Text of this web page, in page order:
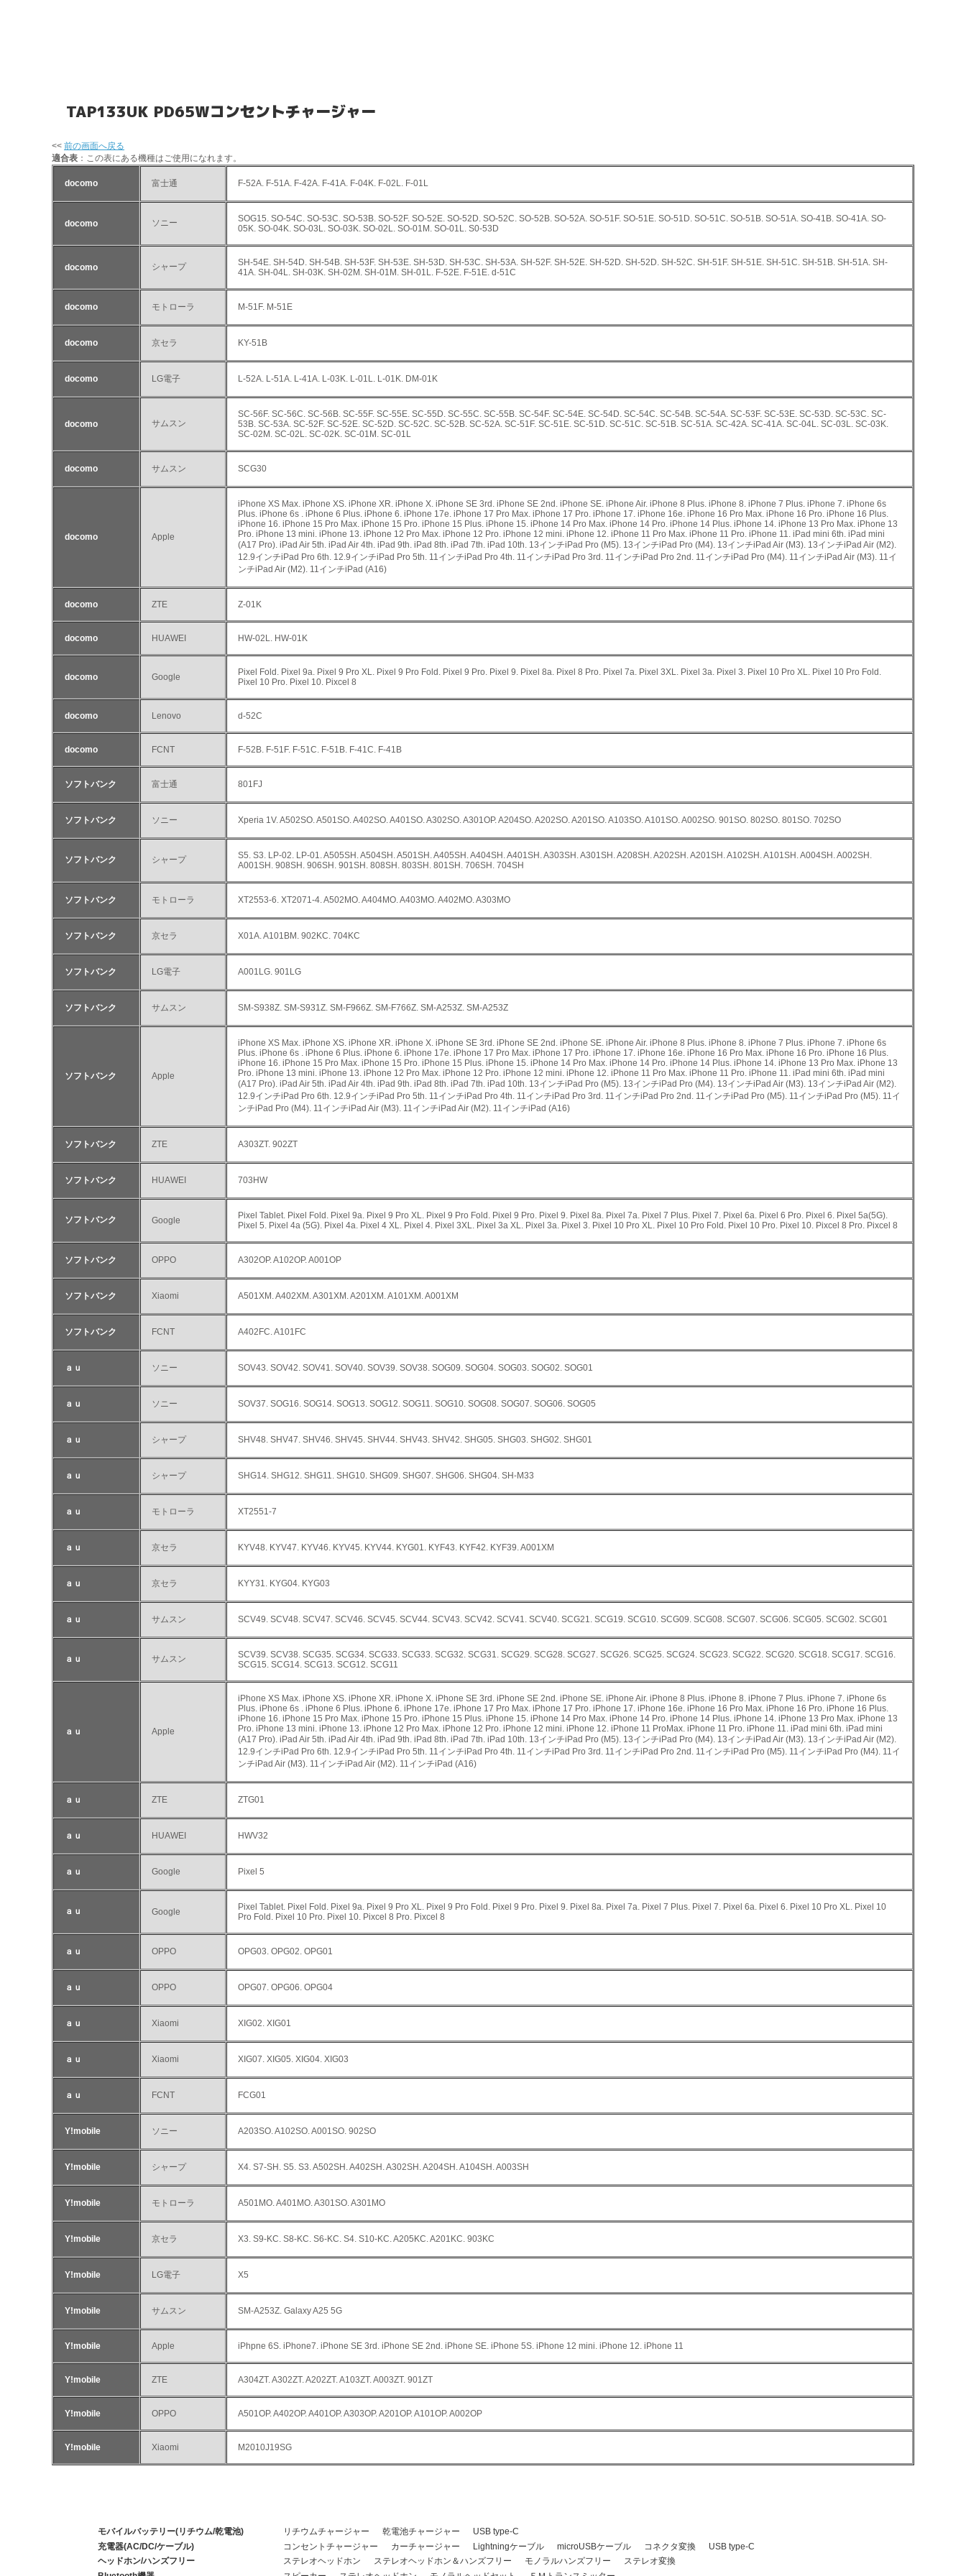
TAP133UK PD65Wコンセントチャージャー
<< 前の画面へ戻る
適合表 ：この表にある機種はご使用になれます。
docomo 富士通 F-52A. F-51A. F-42A. F-41A. F-04K. F-02L. F-01L
docomo ソニー
SOG15. SO-54C. SO-53C. SO-53B. SO-52F. SO-52E. SO-52D. SO-52C. SO-52B. SO-52A. SO-51F. SO-51E. SO-51D. SO-51C. SO-51B. SO-51A. SO-41B. SO-41A. SO-
05K. SO-04K. SO-03L. SO-03K. SO-02L. SO-01M. SO-01L. S0-53D
docomo シャープ
SH-54E. SH-54D. SH-54B. SH-53F. SH-53E. SH-53D. SH-53C. SH-53A. SH-52F. SH-52E. SH-52D. SH-52D. SH-52C. SH-51F. SH-51E. SH-51C. SH-51B. SH-51A. SH-
41A. SH-04L. SH-03K. SH-02M. SH-01M. SH-01L. F-52E. F-51E. d-51C
docomo モトローラ M-51F. M-51E
docomo 京セラ KY-51B
docomo LG電子 L-52A. L-51A. L-41A. L-03K. L-01L. L-01K. DM-01K
docomo サムスン
SC-56F. SC-56C. SC-56B. SC-55F. SC-55E. SC-55D. SC-55C. SC-55B. SC-54F. SC-54E. SC-54D. SC-54C. SC-54B. SC-54A. SC-53F. SC-53E. SC-53D. SC-53C. SC-
53B. SC-53A. SC-52F. SC-52E. SC-52D. SC-52C. SC-52B. SC-52A. SC-51F. SC-51E. SC-51D. SC-51C. SC-51B. SC-51A. SC-42A. SC-41A. SC-04L. SC-03L. SC-03K.
SC-02M. SC-02L. SC-02K. SC-01M. SC-01L
docomo サムスン SCG30
docomo Apple
iPhone XS Max. iPhone XS. iPhone XR. iPhone X. iPhone SE 3rd. iPhone SE 2nd. iPhone SE. iPhone Air. iPhone 8 Plus. iPhone 8. iPhone 7 Plus. iPhone 7. iPhone 6s
Plus. iPhone 6s . iPhone 6 Plus. iPhone 6. iPhone 17e. iPhone 17 Pro Max. iPhone 17 Pro. iPhone 17. iPhone 16e. iPhone 16 Pro Max. iPhone 16 Pro. iPhone 16 Plus.
iPhone 16. iPhone 15 Pro Max. iPhone 15 Pro. iPhone 15 Plus. iPhone 15. iPhone 14 Pro Max. iPhone 14 Pro. iPhone 14 Plus. iPhone 14. iPhone 13 Pro Max. iPhone 13
Pro. iPhone 13 mini. iPhone 13. iPhone 12 Pro Max. iPhone 12 Pro. iPhone 12 mini. iPhone 12. iPhone 11 Pro Max. iPhone 11 Pro. iPhone 11. iPad mini 6th. iPad mini
(A17 Pro). iPad Air 5th. iPad Air 4th. iPad 9th. iPad 8th. iPad 7th. iPad 10th. 13インチiPad Pro (M5). 13インチiPad Pro (M4). 13インチiPad Air (M3). 13インチiPad Air (M2).
12.9インチiPad Pro 6th. 12.9インチiPad Pro 5th. 11インチiPad Pro 4th. 11インチiPad Pro 3rd. 11インチiPad Pro 2nd. 11インチiPad Pro (M4). 11インチiPad Air (M3). 11イ
ンチiPad Air (M2). 11インチiPad (A16)
docomo ZTE Z-01K
docomo HUAWEI HW-02L. HW-01K
docomo Google
Pixel Fold. Pixel 9a. Pixel 9 Pro XL. Pixel 9 Pro Fold. Pixel 9 Pro. Pixel 9. Pixel 8a. Pixel 8 Pro. Pixel 7a. Pixel 3XL. Pixel 3a. Pixel 3. Pixel 10 Pro XL. Pixel 10 Pro Fold.
Pixel 10 Pro. Pixel 10. Pixcel 8
docomo Lenovo d-52C
docomo FCNT F-52B. F-51F. F-51C. F-51B. F-41C. F-41B
ソフトバンク 富士通 801FJ
ソフトバンク ソニー Xperia 1V. A502SO. A501SO. A402SO. A401SO. A302SO. A301OP. A204SO. A202SO. A201SO. A103SO. A101SO. A002SO. 901SO. 802SO. 801SO. 702SO
ソフトバンク シャープ
S5. S3. LP-02. LP-01. A505SH. A504SH. A501SH. A405SH. A404SH. A401SH. A303SH. A301SH. A208SH. A202SH. A201SH. A102SH. A101SH. A004SH. A002SH.
A001SH. 908SH. 906SH. 901SH. 808SH. 803SH. 801SH. 706SH. 704SH
ソフトバンク モトローラ XT2553-6. XT2071-4. A502MO. A404MO. A403MO. A402MO. A303MO
ソフトバンク 京セラ X01A. A101BM. 902KC. 704KC
ソフトバンク LG電子 A001LG. 901LG
ソフトバンク サムスン SM-S938Z. SM-S931Z. SM-F966Z. SM-F766Z. SM-A253Z. SM-A253Z
ソフトバンク Apple
iPhone XS Max. iPhone XS. iPhone XR. iPhone X. iPhone SE 3rd. iPhone SE 2nd. iPhone SE. iPhone Air. iPhone 8 Plus. iPhone 8. iPhone 7 Plus. iPhone 7. iPhone 6s
Plus. iPhone 6s . iPhone 6 Plus. iPhone 6. iPhone 17e. iPhone 17 Pro Max. iPhone 17 Pro. iPhone 17. iPhone 16e. iPhone 16 Pro Max. iPhone 16 Pro. iPhone 16 Plus.
iPhone 16. iPhone 15 Pro Max. iPhone 15 Pro. iPhone 15 Plus. iPhone 15. iPhone 14 Pro Max. iPhone 14 Pro. iPhone 14 Plus. iPhone 14. iPhone 13 Pro Max. iPhone 13
Pro. iPhone 13 mini. iPhone 13. iPhone 12 Pro Max. iPhone 12 Pro. iPhone 12 mini. iPhone 12. iPhone 11 Pro Max. iPhone 11 Pro. iPhone 11. iPad mini 6th. iPad mini
(A17 Pro). iPad Air 5th. iPad Air 4th. iPad 9th. iPad 8th. iPad 7th. iPad 10th. 13インチiPad Pro (M5). 13インチiPad Pro (M4). 13インチiPad Air (M3). 13インチiPad Air (M2).
12.9インチiPad Pro 6th. 12.9インチiPad Pro 5th. 11インチiPad Pro 4th. 11インチiPad Pro 3rd. 11インチiPad Pro 2nd. 11インチiPad Pro (M5). 11インチiPad Pro (M5). 11イ
ンチiPad Pro (M4). 11インチiPad Air (M3). 11インチiPad Air (M2). 11インチiPad (A16)
ソフトバンク ZTE A303ZT. 902ZT
ソフトバンク HUAWEI 703HW
ソフトバンク Google
Pixel Tablet. Pixel Fold. Pixel 9a. Pixel 9 Pro XL. Pixel 9 Pro Fold. Pixel 9 Pro. Pixel 9. Pixel 8a. Pixel 7a. Pixel 7 Plus. Pixel 7. Pixel 6a. Pixel 6 Pro. Pixel 6. Pixel 5a(5G).
Pixel 5. Pixel 4a (5G). Pixel 4a. Pixel 4 XL. Pixel 4. Pixel 3XL. Pixel 3a XL. Pixel 3a. Pixel 3. Pixel 10 Pro XL. Pixel 10 Pro Fold. Pixel 10 Pro. Pixel 10. Pixcel 8 Pro. Pixcel 8
ソフトバンク OPPO A302OP. A102OP. A001OP
ソフトバンク Xiaomi A501XM. A402XM. A301XM. A201XM. A101XM. A001XM
ソフトバンク FCNT A402FC. A101FC
ａｕ ソニー SOV43. SOV42. SOV41. SOV40. SOV39. SOV38. SOG09. SOG04. SOG03. SOG02. SOG01
ａｕ ソニー SOV37. SOG16. SOG14. SOG13. SOG12. SOG11. SOG10. SOG08. SOG07. SOG06. SOG05
ａｕ シャープ SHV48. SHV47. SHV46. SHV45. SHV44. SHV43. SHV42. SHG05. SHG03. SHG02. SHG01
ａｕ シャープ SHG14. SHG12. SHG11. SHG10. SHG09. SHG07. SHG06. SHG04. SH-M33
ａｕ モトローラ XT2551-7
ａｕ 京セラ KYV48. KYV47. KYV46. KYV45. KYV44. KYG01. KYF43. KYF42. KYF39. A001XM
ａｕ 京セラ KYY31. KYG04. KYG03
ａｕ サムスン SCV49. SCV48. SCV47. SCV46. SCV45. SCV44. SCV43. SCV42. SCV41. SCV40. SCG21. SCG19. SCG10. SCG09. SCG08. SCG07. SCG06. SCG05. SCG02. SCG01
ａｕ サムスン
SCV39. SCV38. SCG35. SCG34. SCG33. SCG33. SCG32. SCG31. SCG29. SCG28. SCG27. SCG26. SCG25. SCG24. SCG23. SCG22. SCG20. SCG18. SCG17. SCG16.
SCG15. SCG14. SCG13. SCG12. SCG11
ａｕ Apple
iPhone XS Max. iPhone XS. iPhone XR. iPhone X. iPhone SE 3rd. iPhone SE 2nd. iPhone SE. iPhone Air. iPhone 8 Plus. iPhone 8. iPhone 7 Plus. iPhone 7. iPhone 6s
Plus. iPhone 6s . iPhone 6 Plus. iPhone 6. iPhone 17e. iPhone 17 Pro Max. iPhone 17 Pro. iPhone 17. iPhone 16e. iPhone 16 Pro Max. iPhone 16 Pro. iPhone 16 Plus.
iPhone 16. iPhone 15 Pro Max. iPhone 15 Pro. iPhone 15 Plus. iPhone 15. iPhone 14 Pro Max. iPhone 14 Pro. iPhone 14 Plus. iPhone 14. iPhone 13 Pro Max. iPhone 13
Pro. iPhone 13 mini. iPhone 13. iPhone 12 Pro Max. iPhone 12 Pro. iPhone 12 mini. iPhone 12. iPhone 11 ProMax. iPhone 11 Pro. iPhone 11. iPad mini 6th. iPad mini
(A17 Pro). iPad Air 5th. iPad Air 4th. iPad 9th. iPad 8th. iPad 7th. iPad 10th. 13インチiPad Pro (M5). 13インチiPad Pro (M4). 13インチiPad Air (M3). 13インチiPad Air (M2).
12.9インチiPad Pro 6th. 12.9インチiPad Pro 5th. 11インチiPad Pro 4th. 11インチiPad Pro 3rd. 11インチiPad Pro 2nd. 11インチiPad Pro (M5). 11インチiPad Pro (M4). 11イ
ンチiPad Air (M3). 11インチiPad Air (M2). 11インチiPad (A16)
ａｕ ZTE ZTG01
ａｕ HUAWEI HWV32
ａｕ Google Pixel 5
ａｕ Google
Pixel Tablet. Pixel Fold. Pixel 9a. Pixel 9 Pro XL. Pixel 9 Pro Fold. Pixel 9 Pro. Pixel 9. Pixel 8a. Pixel 7a. Pixel 7 Plus. Pixel 7. Pixel 6a. Pixel 6. Pixel 10 Pro XL. Pixel 10
Pro Fold. Pixel 10 Pro. Pixel 10. Pixcel 8 Pro. Pixcel 8
ａｕ OPPO OPG03. OPG02. OPG01
ａｕ OPPO OPG07. OPG06. OPG04
ａｕ Xiaomi XIG02. XIG01
ａｕ Xiaomi XIG07. XIG05. XIG04. XIG03
ａｕ FCNT FCG01
Y!mobile ソニー A203SO. A102SO. A001SO. 902SO
Y!mobile シャープ X4. S7-SH. S5. S3. A502SH. A402SH. A302SH. A204SH. A104SH. A003SH
Y!mobile モトローラ A501MO. A401MO. A301SO. A301MO
Y!mobile 京セラ X3. S9-KC. S8-KC. S6-KC. S4. S10-KC. A205KC. A201KC. 903KC
Y!mobile LG電子 X5
Y!mobile サムスン SM-A253Z. Galaxy A25 5G
Y!mobile Apple iPhpne 6S. iPhone7. iPhone SE 3rd. iPhone SE 2nd. iPhone SE. iPhone 5S. iPhone 12 mini. iPhone 12. iPhone 11
Y!mobile ZTE A304ZT. A302ZT. A202ZT. A103ZT. A003ZT. 901ZT
Y!mobile OPPO A501OP. A402OP. A401OP. A303OP. A201OP. A101OP. A002OP
Y!mobile Xiaomi M2010J19SG
モバイルバッテリー(リチウム/乾電池) リチウムチャージャー 乾電池チャージャー
USB type-C
充電器(AC/DC/ケーブル)
コンセントチャージャー カーチャージャー Lightningケーブル microUSBケーブル コネクタ変換
USB type-C
ヘッドホン/ハンズフリー
ステレオヘッドホン ステレオヘッドホン＆ハンズフリー モノラルハンズフリー
ステレオ変換